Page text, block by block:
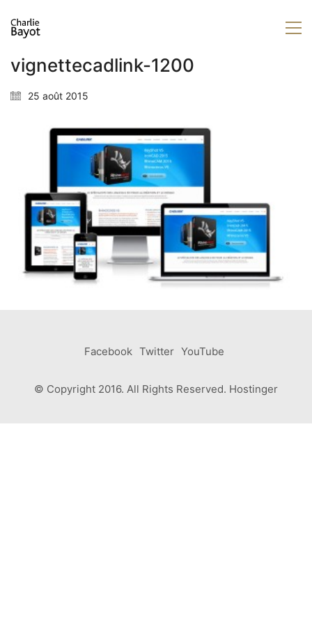
vignettecadlink-1200
25 août 2015
Facebook Twitter YouTube
© Copyright 2016. All Rights Reserved. Hostinger